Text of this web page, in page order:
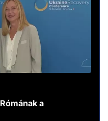
a